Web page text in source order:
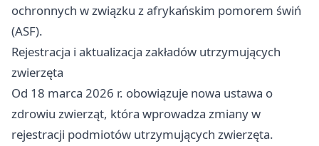
ochronnych w związku z afrykańskim pomorem świń
(ASF).
Rejestracja i aktualizacja zakładów utrzymujących
zwierzęta
Od 18 marca 2026 r. obowiązuje nowa ustawa o
zdrowiu zwierząt, która wprowadza zmiany w
rejestracji podmiotów utrzymujących zwierzęta.